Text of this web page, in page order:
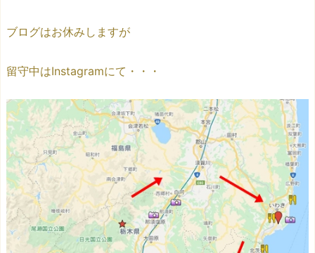
ブログはお休みしますが
留守中はInstagramにて・・・